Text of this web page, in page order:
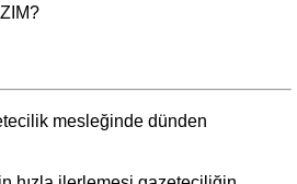
mesleğinde dünden